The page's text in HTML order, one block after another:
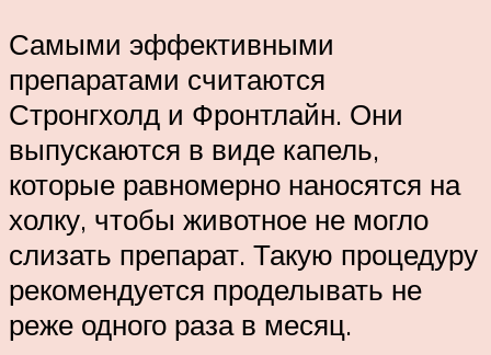
Самыми эффективными
препаратами считаются
Стронгхолд и Фронтлайн. Они
выпускаются в виде капель,
которые равномерно наносятся на
холку, чтобы животное не могло
слизать препарат. Такую процедуру
рекомендуется проделывать не
реже одного раза в месяц.